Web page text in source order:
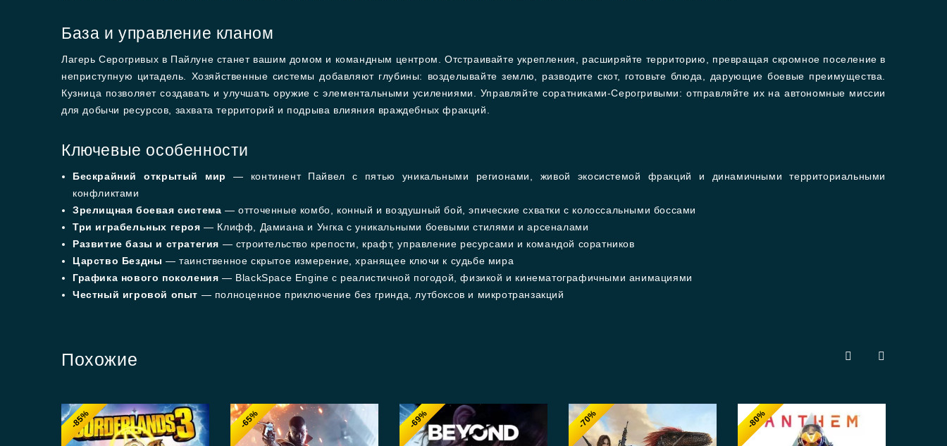
База и управление кланом
Лагерь Серогривых в Пайлуне станет вашим домом и командным центром. Отстраивайте укрепления, расширяйте территорию, превращая скромное поселение в
неприступную цитадель. Хозяйственные системы добавляют глубины: возделывайте землю, разводите скот, готовьте блюда, дарующие боевые преимущества.
Кузница позволяет создавать и улучшать оружие с элементальными усилениями. Управляйте соратниками-Серогривыми: отправляйте их на автономные миссии
для добычи ресурсов, захвата территорий и подрыва влияния враждебных фракций.
Ключевые особенности
Бескрайний открытый мир
— континент Пайвел с пятью уникальными регионами, живой экосистемой фракций и динамичными территориальными
конфликтами
Зрелищная боевая система — отточенные комбо, конный и воздушный бой, эпические схватки с колоссальными боссами
Три играбельных героя — Клифф, Дамиана и Унгка с уникальными боевыми стилями и арсеналами
Развитие базы и стратегия — строительство крепости, крафт, управление ресурсами и командой соратников
Царство Бездны — таинственное скрытое измерение, хранящее ключи к судьбе мира
Графика нового поколения — BlackSpace Engine с реалистичной погодой, физикой и кинематографичными анимациями
Честный игровой опыт — полноценное приключение без гринда, лутбоксов и микротранзакций
Похожие
-85% -65% -69% -70% -80%